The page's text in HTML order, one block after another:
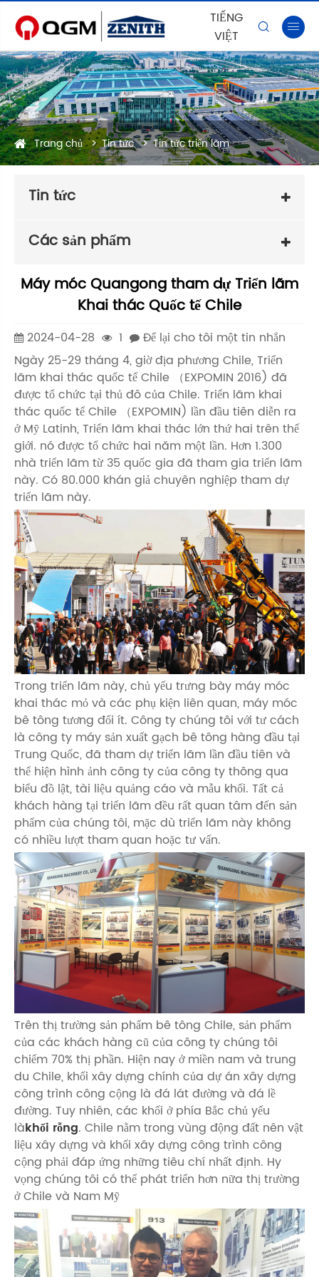
TIẾNG
VIỆT
 
Trang chủ Tin tức Tin tức triển lãm
Tin tức
Các sản phẩm
Máy móc Quangong tham dự Triển lãm
Khai thác Quốc tế Chile
2024-04-28 1
Để lại cho tôi một tin nhắn
Ngày 25-29 tháng 4, giờ địa phương Chile, Triển
lãm khai thác quốc tế Chile （EXPOMIN 2016) đã
được tổ chức tại thủ đô của Chile. Triển lãm khai
thác quốc tế Chile （EXPOMIN) lần đầu tiên diễn ra
ở Mỹ Latinh, Triển lãm khai thác lớn thứ hai trên thế
giới. nó được tổ chức hai năm một lần. Hơn 1.300
nhà triển lãm từ 35 quốc gia đã tham gia triển lãm
này. Có 80.000 khán giả chuyên nghiệp tham dự
triển lãm này.
Trong triển lãm này, chủ yếu trưng bày máy móc
khai thác mỏ và các phụ kiện liên quan, máy móc
bê tông tương đối ít. Công ty chúng tôi với tư cách
là công ty máy sản xuất gạch bê tông hàng đầu tại
Trung Quốc, đã tham dự triển lãm lần đầu tiên và
thể hiện hình ảnh công ty của công ty thông qua
biểu đồ lật, tài liệu quảng cáo và mẫu khối. Tất cả
khách hàng tại triển lãm đều rất quan tâm đến sản
phẩm của chúng tôi, mặc dù triển lãm này không
có nhiều lượt tham quan hoặc tư vấn.
Trên thị trường sản phẩm bê tông Chile, sản phẩm
của các khách hàng cũ của công ty chúng tôi
chiếm 70% thị phần. Hiện nay ở miền nam và trung
du Chile, khối xây dựng chính của dự án xây dựng
công trình công cộng là đá lát đường và đá lề
đường. Tuy nhiên, các khối ở phía Bắc chủ yếu
làkhối rỗng. Chile nằm trong vùng động đất nên vật
liệu xây dựng và khối xây dựng công trình công
cộng phải đáp ứng những tiêu chí nhất định. Hy
vọng chúng tôi có thể phát triển hơn nữa thị trường
ở Chile và Nam Mỹ